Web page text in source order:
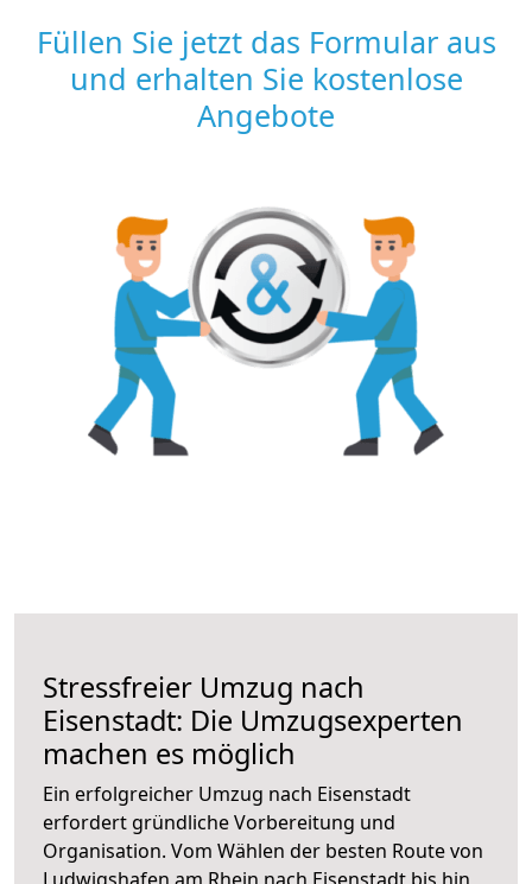
Füllen Sie jetzt das Formular aus
und erhalten Sie kostenlose
Angebote
Stressfreier Umzug nach
Eisenstadt: Die Umzugsexperten
machen es möglich
Ein erfolgreicher Umzug nach Eisenstadt
erfordert gründliche Vorbereitung und
Organisation. Vom Wählen der besten Route von